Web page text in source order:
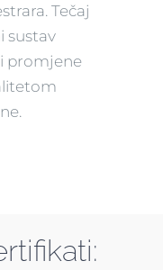
Tečaj
sustav
promjene